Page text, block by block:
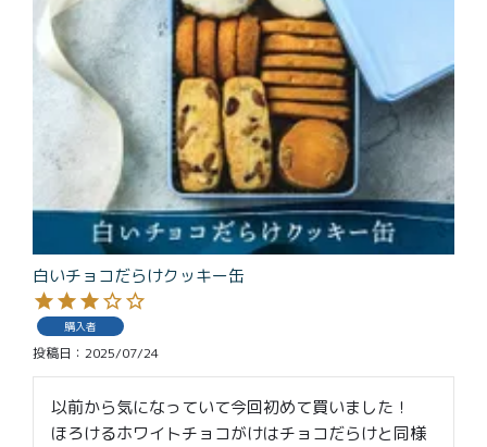
白いチョコだらけクッキー缶
購入者
投稿日 2025/07/24
以前から気になっていて今回初めて買いました！
ほろけるホワイトチョコがけはチョコだらけと同様